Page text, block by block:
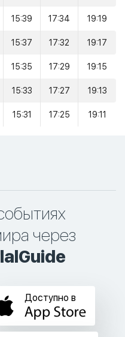
15:39 17:34 19:19
15:37 17:32 19:17
15:35 17:29 19:15
15:33 17:27 19:13
15:31 17:25 19:11
через
Доступно в